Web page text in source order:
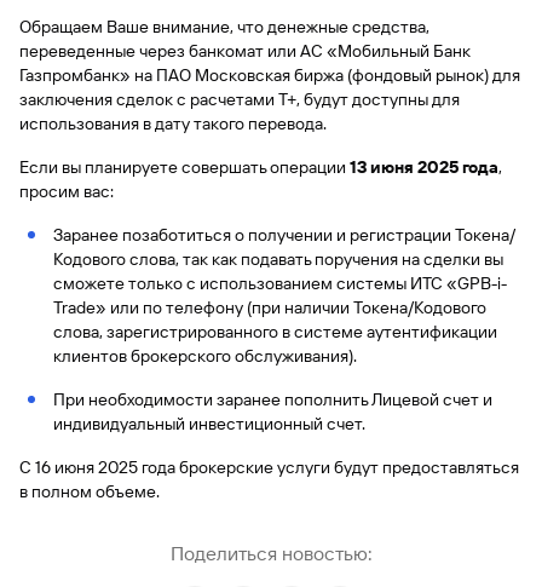
Обращаем Ваше внимание, что денежные средства,
переведенные через банкомат или АС «Мобильный Банк
Газпромбанк» на ПАО Московская биржа (фондовый рынок) для
заключения сделок с расчетами Т+, будут доступны для
использования в дату такого перевода.
Если вы планируете совершать операции 13 июня 2025 года,
просим вас:
Заранее позаботиться о получении и регистрации Токена/
Кодового слова, так как подавать поручения на сделки вы
сможете только с использованием системы ИТС «GPB-i-
Trade» или по телефону (при наличии Токена/Кодового
слова, зарегистрированного в системе аутентификации
клиентов брокерского обслуживания).
При необходимости заранее пополнить Лицевой счет и
индивидуальный инвестиционный счет.
С 16 июня 2025 года брокерские услуги будут предоставляться
в полном объеме.
Поделиться новостью: